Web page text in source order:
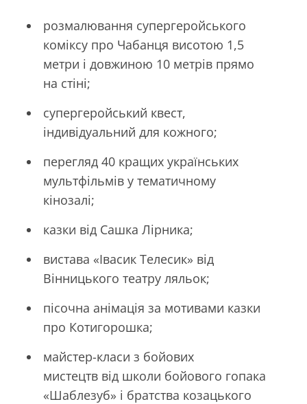
розмалювання супергеройського
коміксу про Чабанця висотою 1,5
метри і довжиною 10 метрів прямо
на стіні;
супергеройський квест,
індивідуальний для кожного;
перегляд 40 кращих українських
мультфільмів у тематичному
кінозалі;
казки від Сашка Лірника;
вистава «Івасик Телесик» від
Вінницького театру ляльок;
пісочна анімація за мотивами казки
про Котигорошка;
майстер-класи з бойових
мистецтв від школи бойового гопака
«Шаблезуб» і братства козацького